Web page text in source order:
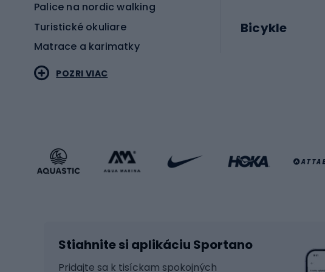
Palice na nordic walking
Turistické okuliare
Matrace a karimatky
Príslušenstvo v športovom štýle
Beh na lyžiach
Skitouring
Bicykle
Bicykle pre deti
Tašky na bicykel
Svetlá na bicykli
POZRI VIAC
Stiahnite si aplikáciu Sportano
Pridajte sa k tisíckam spokojných